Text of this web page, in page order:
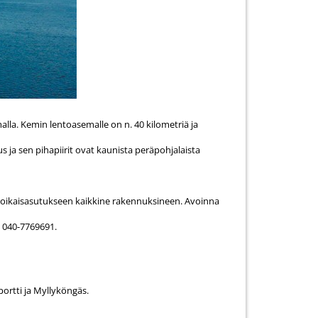
Kemin lentoasemalle on n. 40 kilometriä ja
ja sen pihapiirit ovat kaunista peräpohjalaista
kaikkine rakennuksineen. Avoinna
7769691.
ja Myllyköngäs.